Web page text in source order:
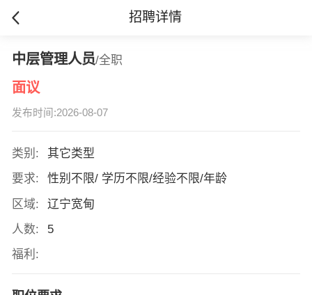
招聘详情
中层管理人员/全职
面议
发布时间:2026-08-07
类别:
其它类型
要求:
性别不限/ 学历不限/经验不限/年龄
区域:
辽宁宽甸
人数:
5
福利: